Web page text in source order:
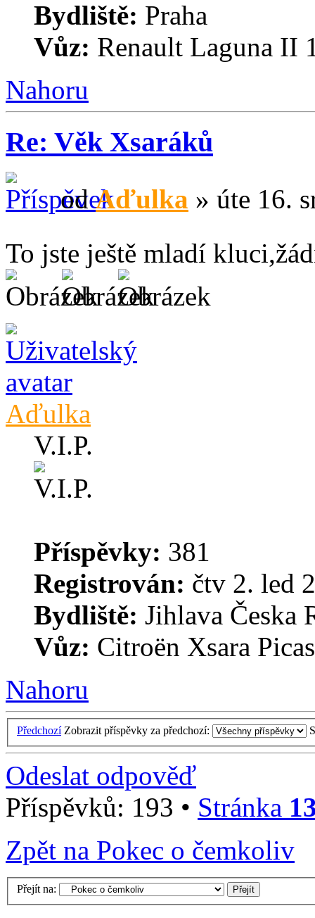
Bydliště: Praha
Vůz: Renault Laguna II
Nahoru
Re: Věk Xsaráků
odAďulka » úte 16.
To jste ještě mladí
Aďulka
V.I.P.
Příspěvky: 381
Registrován: čtv 2. led
Bydliště: Jihlava Česka
Vůz: Citroën Xsara
Nahoru
Předchozí Zobrazit příspěvky za předchozí:
Odeslat odpověď
Příspěvků: 193 • Stránka
Zpět na Pokec o čemkoliv
Přejít na: